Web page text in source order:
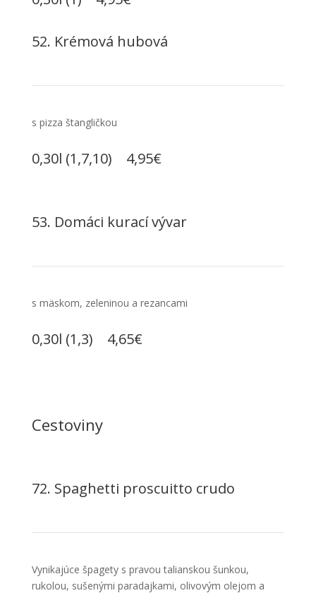
52. Krémová hubová
s pizza štangličkou
0,30l (1,7,10) 4,95€
53. Domáci kurací vývar
s mäskom, zeleninou a rezancami
0,30l (1,3) 4,65€
Cestoviny
72. Spaghetti proscuitto crudo
Vynikajúce špagety s pravou talianskou šunkou,
rukolou, sušenými paradajkami, olivovým olejom a